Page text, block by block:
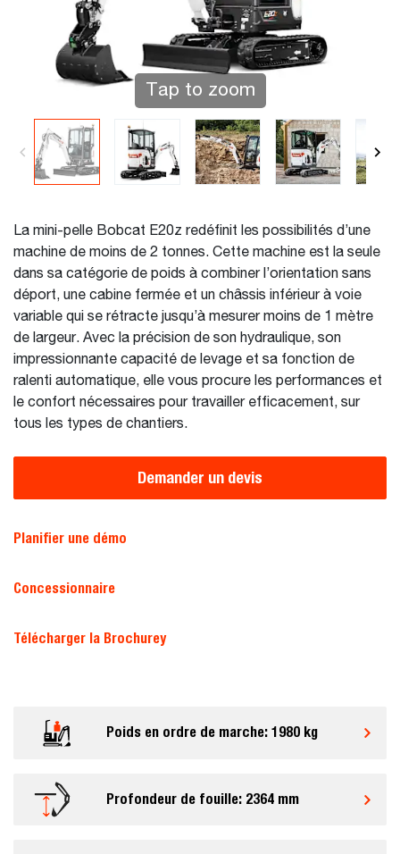
Tap to zoom
La mini-pelle Bobcat E20z redéfinit les possibilités d’une
machine de moins de 2 tonnes. Cette machine est la seule
dans sa catégorie de poids à combiner l’orientation sans
déport, une cabine fermée et un châssis inférieur à voie
variable qui se rétracte jusqu’à mesurer moins de 1 mètre
de largeur. Avec la précision de son hydraulique, son
impressionnante capacité de levage et sa fonction de
ralenti automatique, elle vous procure les performances et
le confort nécessaires pour travailler efficacement, sur
tous les types de chantiers.
Demander un devis
Planifier une démo
Concessionnaire
Télécharger la Brochurey
Poids en ordre de marche: 1980 kg
Profondeur de fouille: 2364 mm